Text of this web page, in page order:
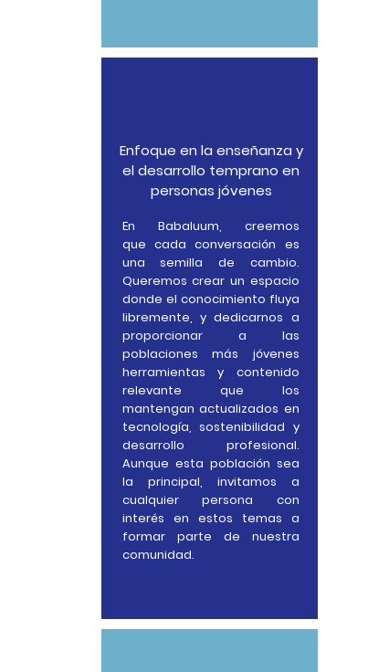
Enfoque en la enseñanza y
el desarrollo temprano en
personas jóvenes
En Babaluum, creemos
que cada conversación es
una semilla de cambio.
Queremos crear un espacio
donde el conocimiento fluya
libremente, y dedicarnos a
proporcionar a las
poblaciones más jóvenes
herramientas y contenido
relevante que los
mantengan actualizados en
tecnología, sostenibilidad y
desarrollo profesional.
Aunque esta población sea
la principal, invitamos a
cualquier persona con
interés en estos temas a
formar parte de nuestra
comunidad.